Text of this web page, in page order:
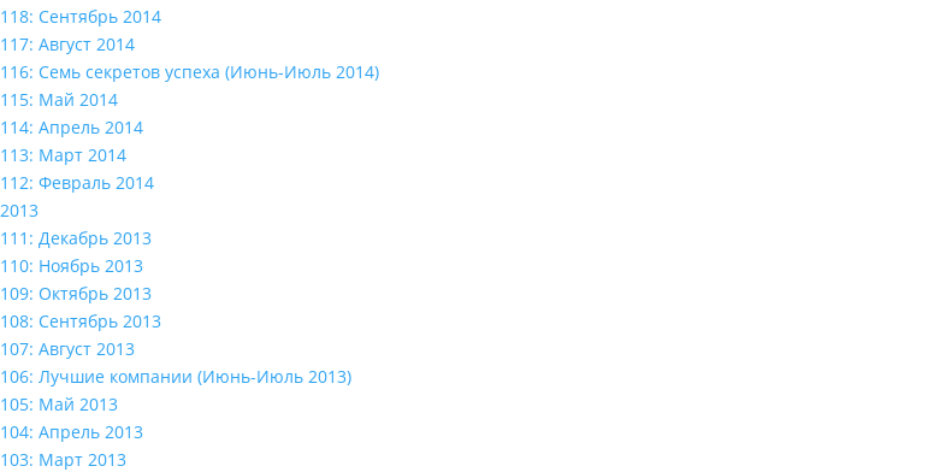
118: Сентябрь 2014
117: Август 2014
116: Семь секретов успеха (Июнь-Июль 2014)
115: Май 2014
114: Апрель 2014
113: Март 2014
112: Февраль 2014
2013
111: Декабрь 2013
110: Ноябрь 2013
109: Октябрь 2013
108: Сентябрь 2013
107: Август 2013
106: Лучшие компании (Июнь-Июль 2013)
105: Май 2013
104: Апрель 2013
103: Март 2013